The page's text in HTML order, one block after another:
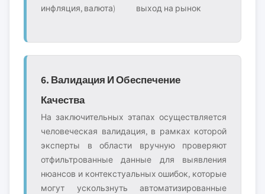
инфляция, валюта)
выход на рынок
6. Валидация И Обеспечение
Качества
На заключительных этапах осуществляется
человеческая валидация, в рамках которой
эксперты в области вручную проверяют
отфильтрованные данные для выявления
нюансов и контекстуальных ошибок, которые
могут ускользнуть автоматизированные